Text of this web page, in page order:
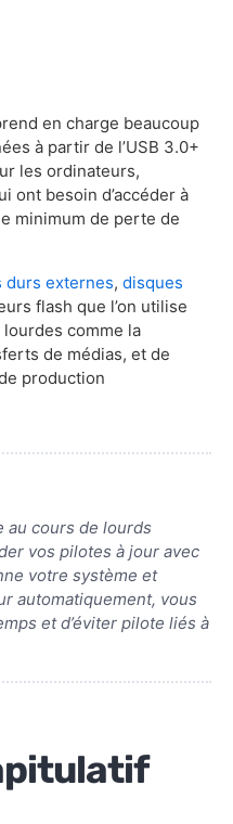
en charge beaucoup
à partir de l’USB 3.0+
les ordinateurs,
ont besoin d’accéder à
minimum de perte de
durs externes, disques
flash que l’on utilise
comme la
de médias, et de
production
au cours de lourds
vos pilotes à jour avec
votre système et
automatiquement, vous
et d’éviter pilote liés à